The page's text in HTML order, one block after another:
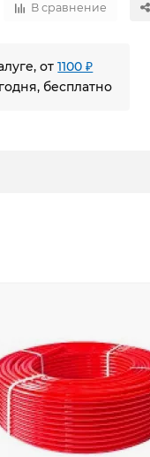
В сравнение
от1100 ₽
бесплатно